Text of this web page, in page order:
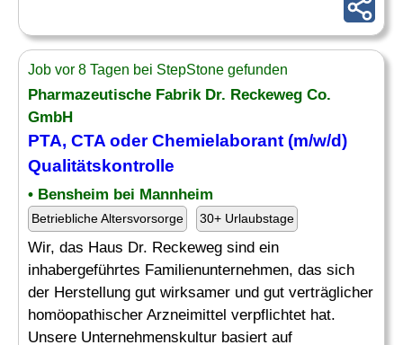
Job vor 8 Tagen bei StepStone gefunden
Pharmazeutische Fabrik Dr. Reckeweg Co.
GmbH
PTA, CTA oder Chemielaborant (m/w/d)
Qualitätskontrolle
• Bensheim bei Mannheim
Betriebliche Altersvorsorge 30+ Urlaubstage
Wir, das Haus Dr. Reckeweg sind ein
inhabergeführtes Familienunternehmen, das sich
der Herstellung gut wirksamer und gut verträglicher
homöopathischer Arzneimittel verpflichtet hat.
Unsere Unternehmenskultur basiert auf